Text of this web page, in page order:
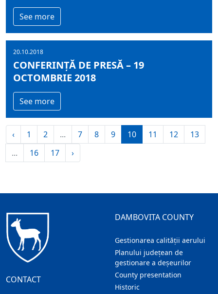
See more
20.10.2018
CONFERINȚĂ DE PRESĂ – 19
OCTOMBRIE 2018
See more
‹ 1 2 ... 7 8 9 10 11 12
13
...
16 17 ›
CONTACT
DAMBOVITA COUNTY
Gestionarea calității aerului
Planului județean de
gestionare a deșeurilor
County presentation
Historic